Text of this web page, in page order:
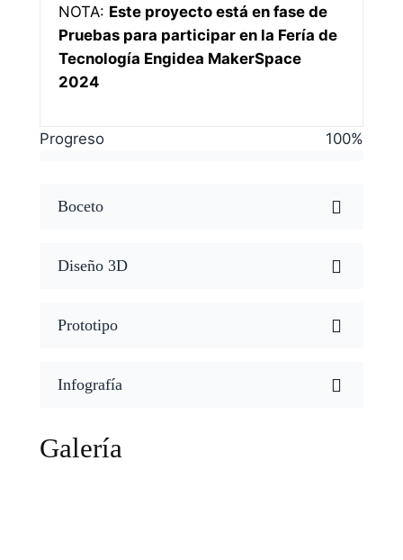
NOTA: Este proyecto está en fase de
Pruebas para participar en la Fería de
Tecnología Engidea MakerSpace
2024
Progreso 100%
Boceto
Diseño 3D
Prototipo
Infografía
Galería